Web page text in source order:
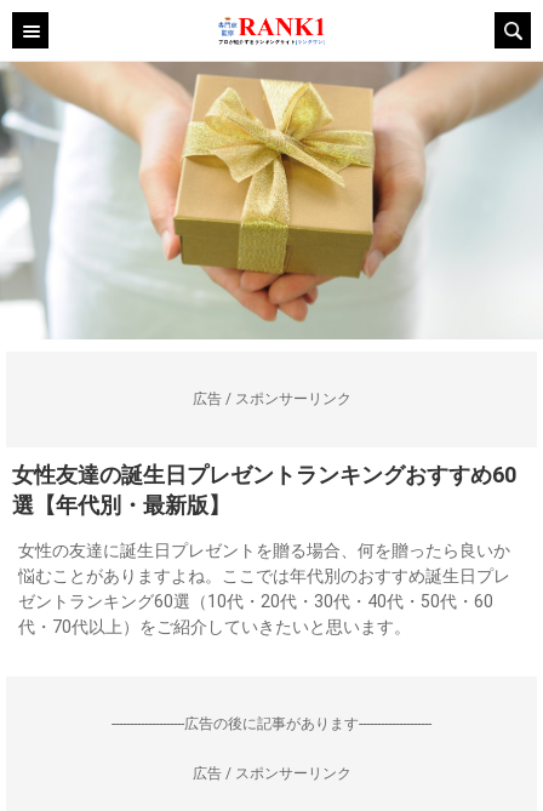
広告 / スポンサーリンク
女性友達の誕生日プレゼントランキングおすすめ60
選【年代別・最新版】
女性の友達に誕生日プレゼントを贈る場合、何を贈ったら良いか
悩むことがありますよね。ここでは年代別のおすすめ誕生日プレ
ゼントランキング60選（10代・20代・30代・40代・50代・60
代・70代以上）をご紹介していきたいと思います。
--------------------広告の後に記事があります--------------------
広告 / スポンサーリンク